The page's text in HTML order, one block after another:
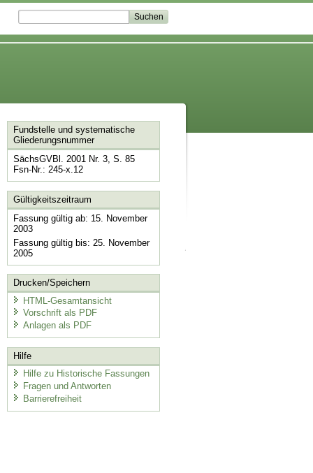
Fundstelle und systematische
Gliederungsnummer
SächsGVBl. 2001 Nr. 3, S. 85
Fsn-Nr.: 245-x.12
Gültigkeitszeitraum
Fassung gültig ab: 15. November
2003
Fassung gültig bis: 25. November
2005
Drucken/Speichern
HTML-Gesamtansicht
Vorschrift als PDF
Anlagen als PDF
Hilfe
Hilfe zu Historische Fassungen
Fragen und Antworten
Barrierefreiheit